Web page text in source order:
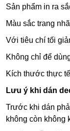
Sản phẩm in ra
Màu sắc trang
Với tiêu chí tối
Không chỉ để
Kích thước thực
Lưu ý khi dán
Trước khi dán
không còn không